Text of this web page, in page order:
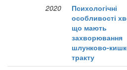
2020
Психологічні
особливості
що мають
захворювання
шлунково-
тракту